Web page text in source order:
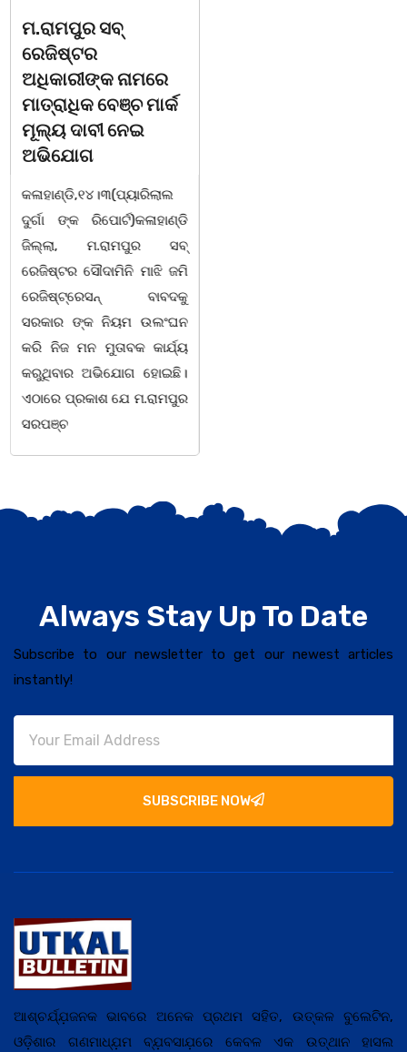
ଚିତାବାଘ ର ନଖ ଜବତ
ତିନି ଯୁବକ ଗିରଫ ଓ
କୋର୍ଟ ଚାଲାଣ
କଳାହାଣ୍ଡି,୧୪|୩(ପ୍ୟାରିଲାଲ
ଦୁର୍ଗା ଙ୍କ ରିପୋର୍ଟ):ବେଆଇନ
କରି ବ୍ୟବସାୟ ଚାଲୁଥିବା
ସମ୍ପର୍କରେ କୌଣସି ସୂତ୍ରରୁ
ସୂଚନା ପାଇ କଳାହାଣ୍ଡି ଉତ୍ତର
ବନଖଣ୍ଡ ଅଧୀନ କେଗାଁ ରେଞ୍ଜର
ବନ କର୍ମଚାରୀ ମାନେ ଗରଗାବ
ସେକ୍ସନ ଅଧୀନ କାନ୍ଦୁଲଝର
Always Stay Up To Date
Subscribe to our newsletter to get our newest articles
instantly!
SUBSCRIBE NOW
ଆଶ୍ଚର୍ଯ୍ଯ଼ଜନକ ଭାବରେ ଅନେକ ପ୍ରଥମ ସହିତ, ଉତ୍କଳ ବୁଲେଟିନ,
ଓଡ଼ିଶାର ଗଣମାଧ୍ଯ଼ମ ବ୍ଯ଼ବସାଯ଼ରେ କେବଳ ଏକ ଉତ୍ଥାନ ହାସଲ